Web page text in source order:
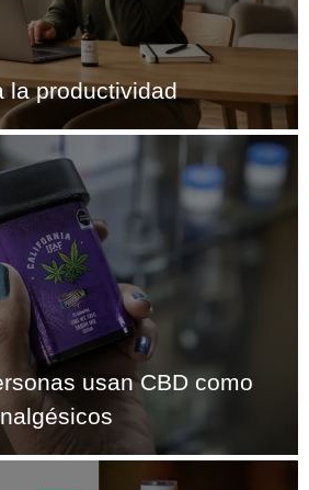
la productividad
usan CBD como